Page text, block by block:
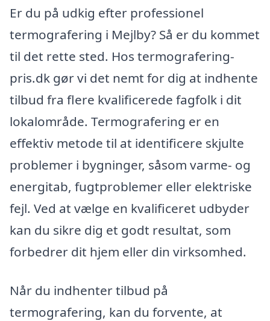
Er du på udkig efter professionel
termografering i Mejlby? Så er du kommet
til det rette sted. Hos termografering-
pris.dk gør vi det nemt for dig at indhente
tilbud fra flere kvalificerede fagfolk i dit
lokalområde. Termografering er en
effektiv metode til at identificere skjulte
problemer i bygninger, såsom varme- og
energitab, fugtproblemer eller elektriske
fejl. Ved at vælge en kvalificeret udbyder
kan du sikre dig et godt resultat, som
forbedrer dit hjem eller din virksomhed.
Når du indhenter tilbud på
termografering, kan du forvente, at